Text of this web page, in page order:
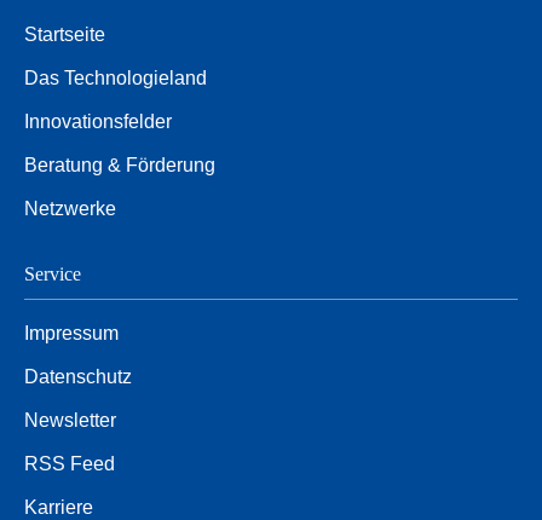
Startseite
Das Technologieland
Innovationsfelder
Beratung & Förderung
Netzwerke
Service
Impressum
Datenschutz
Newsletter
RSS Feed
Karriere